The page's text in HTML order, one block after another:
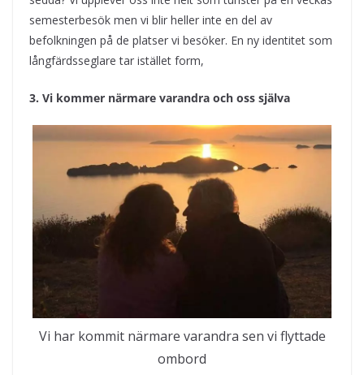
semesterbesök men vi blir heller inte en del av
befolkningen på de platser vi besöker. En ny identitet som
långfärdsseglare tar istället form,
3. Vi kommer närmare varandra och oss själva
Vi har kommit närmare varandra sen vi flyttade
ombord